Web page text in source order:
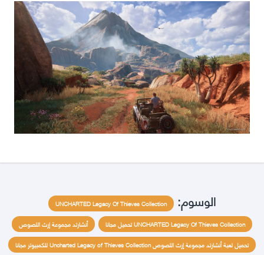
الوسوم:
UNCHARTED Legacy Of Thieves Collection
UNCHARTED Legacy Of Thieves Collection تحميل مجانا
أنشارتد مجموعة إرث اللصوص
تحميل لعبة أنشارتد مجموعة إرث اللصوص Uncharted Legacy of Thieves Collection للكمبيوتر مجانا